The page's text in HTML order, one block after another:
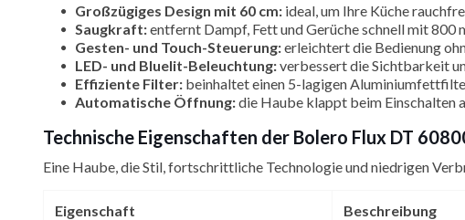
Großzügiges Design mit 60 cm: ideal, um Ihre Küche
Saugkraft:entfernt Dampf, Fett und Gerüche schnell mit 800
Gesten- und Touch-Steuerung:erleichtert die Bedienung
LED- und Bluelit-Beleuchtung:verbessert die Sichtbarkeit
Effiziente Filter: beinhaltet einen 5-lagigen
Automatische Öffnung:die Haube klappt beim Einschalten
Technische Eigenschaften der Bolero Flux DT
Eine Haube, die Stil, fortschrittliche Technologie und niedrigen
Eigenschaft Beschreibung